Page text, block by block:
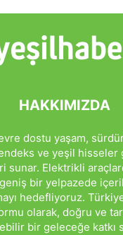
HAKKIMIZDA
dostu yaşam,
ve yeşil hisseler
sunar. Elektrikli
bir yelpazede
hedefliyoruz.
olarak, doğru ve
bir geleceğe katkı